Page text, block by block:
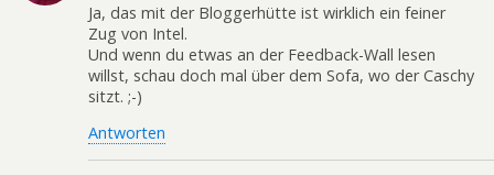
Ja, das mit der Bloggerhütte ist wirklich ein feiner
Zug von Intel.
Und wenn du etwas an der Feedback-Wall lesen
willst, schau doch mal über dem Sofa, wo der Caschy
sitzt. ;-)
Antworten